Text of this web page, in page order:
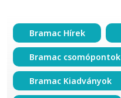
Bramac Hírek
Bramac csomópontok
Bramac Kiadványok